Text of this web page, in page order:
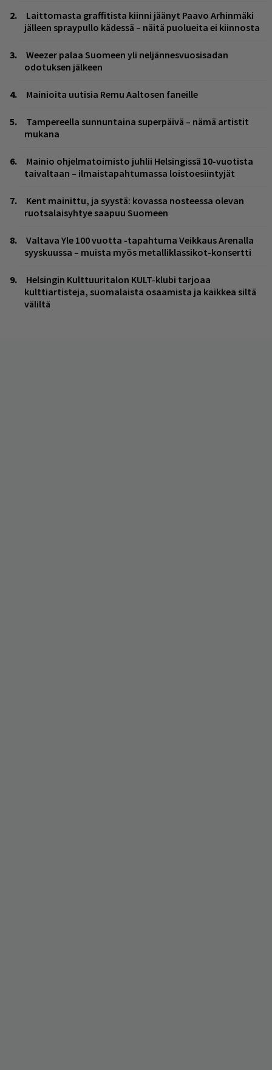
Laittomasta graffitista kiinni jäänyt Paavo Arhinmäki
jälleen spraypullo kädessä – näitä puolueita ei kiinnosta
Weezer palaa Suomeen yli neljännesvuosisadan
odotuksen jälkeen
Mainioita uutisia Remu Aaltosen faneille
Tampereella sunnuntaina superpäivä – nämä artistit
mukana
Mainio ohjelmatoimisto juhlii Helsingissä 10-vuotista
taivaltaan – ilmaistapahtumassa loistoesiintyjät
Kent mainittu, ja syystä: kovassa nosteessa olevan
ruotsalaisyhtye saapuu Suomeen
Valtava Yle 100 vuotta -tapahtuma Veikkaus Arenalla
syyskuussa – muista myös metalliklassikot-konsertti
Helsingin Kulttuuritalon KULT-klubi tarjoaa
kulttiartisteja, suomalaista osaamista ja kaikkea siltä
väliltä